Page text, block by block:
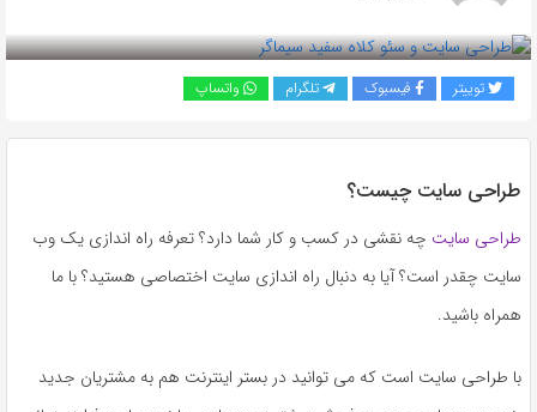
این
صفحه
را
دوستان
خود
اشتراک
بگذارید.
لینک
توییتر فیسبوک تلگرام واتساپ
طراحی سایت چیست؟
طراحی سایت چه نقشی در کسب و کار شما دارد؟ تعرفه راه اندازی یک وب
سایت چقدر است؟ آیا به دنبال راه اندازی سایت اختصاصی هستید؟ با ما
همراه باشید.
با طراحی سایت است که می توانید در بستر اینترنت هم به مشتریان جدید